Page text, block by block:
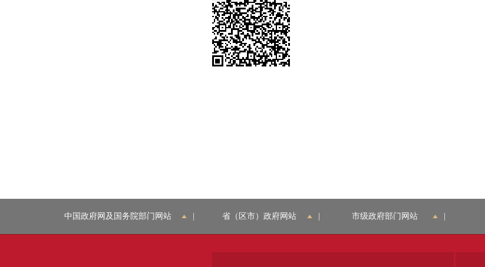
中国政府网及国务院部门网站 省（区市）政府网站 市级政府部门网站